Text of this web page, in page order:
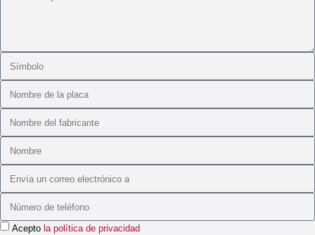
Acepto la política de privacidad